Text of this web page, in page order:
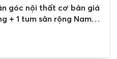
góc nội thất cơ bản giá
+ 1 tum sân rộng Nam